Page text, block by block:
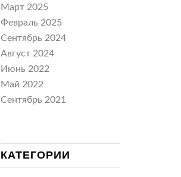
Март 2025
Февраль 2025
Сентябрь 2024
Август 2024
Июнь 2022
Май 2022
Сентябрь 2021
КАТЕГОРИИ